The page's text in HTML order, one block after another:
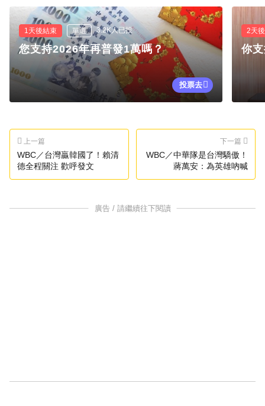
1天後結束 單選 3.2K人已投
您支持2026年再普發1萬嗎？
投票去
2天
你
上一篇
WBC／台灣贏韓國了！賴清
德全程關注 歡呼發文
下一篇
WBC／中華隊是台灣驕傲！
蔣萬安：為英雄吶喊
廣告 / 請繼續往下閱讀